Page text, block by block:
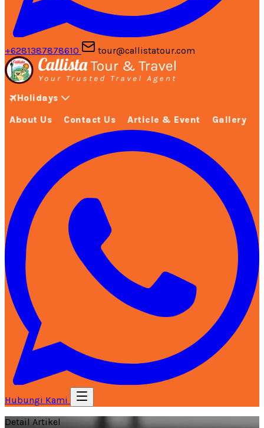
+6281387878610 tour@callistatour.com
Holidays
About Us Contact Us Article & Event Gallery
Hubungi Kami
Detail Artikel